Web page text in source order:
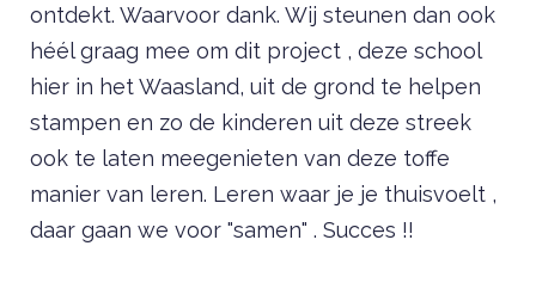
ontdekt. Waarvoor dank. Wij steunen dan ook
héél graag mee om dit project , deze school
hier in het Waasland, uit de grond te helpen
stampen en zo de kinderen uit deze streek
ook te laten meegenieten van deze toffe
manier van leren. Leren waar je je thuisvoelt ,
daar gaan we voor "samen" . Succes !!